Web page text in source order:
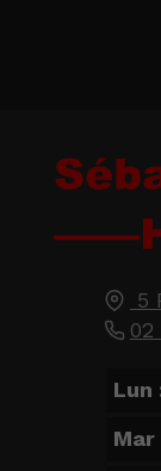
5
02
Lun
Mar